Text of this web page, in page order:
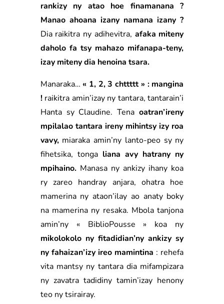
rankizy ny atao hoe finamanana ?
Manao ahoana izany namana izany ?
Dia raikitra ny adihevitra, afaka miteny
daholo fa tsy mahazo mifanapa-teny,
izay miteny dia henoina tsara.
Manaraka… « 1, 2, 3 chttttt » : mangina
!raikitra amin’izay ny tantara, tantarain’i
Hanta sy Claudine. Tenaoatran’ireny
mpilalao tantara ireny mihintsy izy roa
vavy,miaraka amin’ny lanto-peo sy ny
fihetsika, tonga liana avy hatrany ny
mpihaino.Manasa ny ankizy ihany koa
ry zareo handray anjara, ohatra hoe
mamerina ny ataon’ilay ao anaty boky
na mamerina ny resaka. Mbola tanjona
amin’ny « BiblioPousse » koa ny
mikolokolo ny fitadidian’ny ankizy sy
ny fahaizan’izy ireo mamintina : rehefa
vita mantsy ny tantara dia mifampizara
ny zavatra tadidiny tamin’izay henony
teo ny tsirairay.